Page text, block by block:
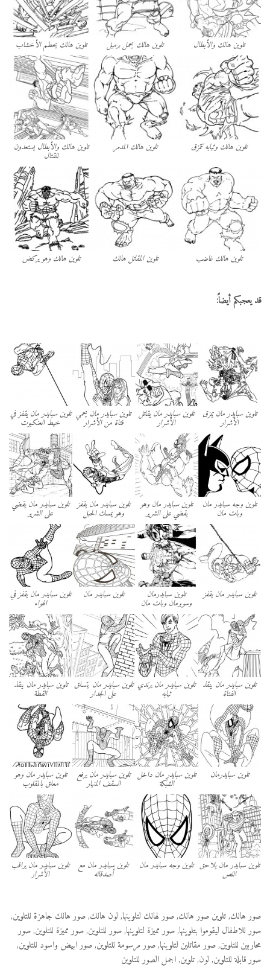
تلوين هالك والأبطال تلوين هالك يحمل برميل تلوين هالك يحطم الأخشاب
تلوين هالك وثيابه تتمزق تلوين هالك المدمر تلوين هالك والأبطال يستعدون
للقتال
تلوين هالك غاضب تلوين المقاتل هالك تلوين هالك وهو يركض
قد يعجبكم أيضاً:
تلوين سبايدر مان يمزق
الأشرار
تلوين سبايدر مان يقاتل
الأشرار
تلوين سبايدر مان يحمي
فتاة من الأشرار
تلوين سبايدر مان يقفز في
خيط العنكبوت
تلوين وجه سبايدر مان
وبات مان
تلوين سبايدر مان وهو
يقضي على الشرير
تلوين سبايدر مان يقفز
وهو يمسك الحبل
تلوين سبايدر مان يقضي
على الشرير
تلوين سبايدر مان يقفز تلوين سبايدرمان
وسوبرمان وبات مان
تلوين سبايدر مان تلوين سبايدر مان يقفز في
الهواء
تلوين سبايدر مان ينقذ
الفتاة
تلوين سبايدر مان يرتدي
ثيابه
تلوين سبايدر مان يتسلق
على الجدار
تلوين سبايدر مان ينقذ
القطة
تلوين سبايدرمان تلوين سبايدر مان داخل
الشبكة
تلوين سبايدر مان يرفع
السقف المنهار
تلوين سبايدر مان وهو
معلق بالمقلوب
تلوين سبايدر مان يلاحق
اللص
تلوين وجه سبايدر مان تلوين سبايدر مان مع
أصدقائه
تلوين سبايدر مان يراقب
الأشرار
صور هالك, تلوين صور هالك, صور لهالك لتلوينها, لون هالك, صور هالك جاهزة للتلوين,
صور للاطفال ليقوموا بتلوينها, صور مميزة لتلوينها, صور للتلوين, صور مميزة للتلوين, صور
محاربين للتلوين, صور مقاتلين لتلوينها, صور مرسومة للتلوين, صور ابيض واسود للتلوين,
صور قابلة للتلوين, لون, تلوين, اجمل الصور للتلوين